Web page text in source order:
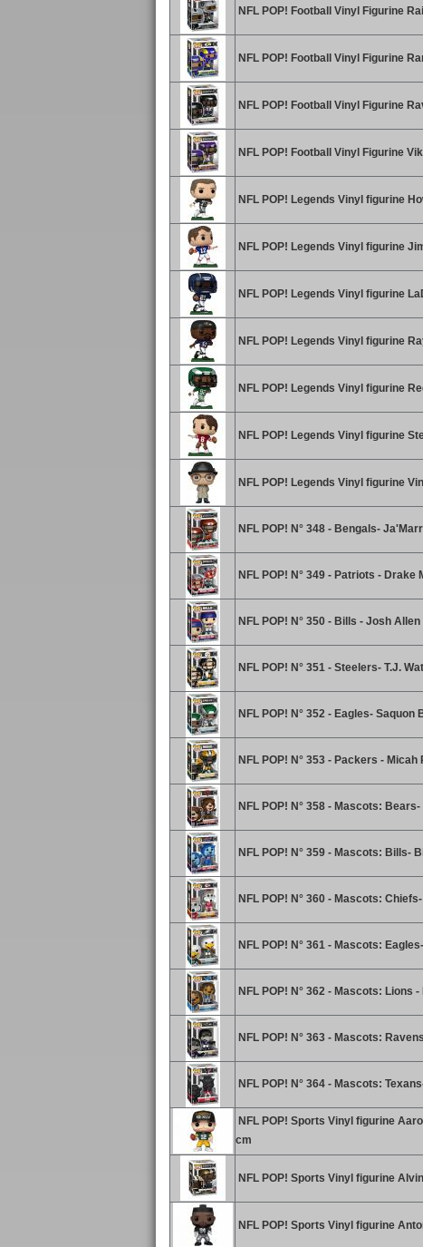
NFL POP! Football Vinyl Figurine
NFL POP! Football Vinyl Figurine
NFL POP! Football Vinyl Figurine
NFL POP! Football Vinyl Figurine
NFL POP! Legends Vinyl figurine
NFL POP! Legends Vinyl figurine
NFL POP! Legends Vinyl figurine
NFL POP! Legends Vinyl figurine
NFL POP! Legends Vinyl figurine
NFL POP! Legends Vinyl figurine
NFL POP! Legends Vinyl figurine
NFL POP! N° 348 - Bengals-
NFL POP! N° 349 - Patriots - Drake
NFL POP! N° 350 - Bills - Josh
NFL POP! N° 351 - Steelers- T.J.
NFL POP! N° 352 - Eagles- Saquon
NFL POP! N° 353 - Packers - Micah
NFL POP! N° 358 - Mascots:
NFL POP! N° 359 - Mascots: Bills-
NFL POP! N° 360 - Mascots:
NFL POP! N° 361 - Mascots:
NFL POP! N° 362 - Mascots: Lions
NFL POP! N° 363 - Mascots:
NFL POP! N° 364 - Mascots:
NFL POP! Sports Vinyl figurine
cm
NFL POP! Sports Vinyl figurine
NFL POP! Sports Vinyl figurine